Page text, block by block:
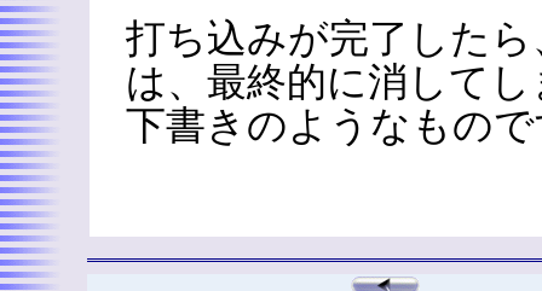
打ち込みが完了した
は、最終的に消して
下書きのようなもの